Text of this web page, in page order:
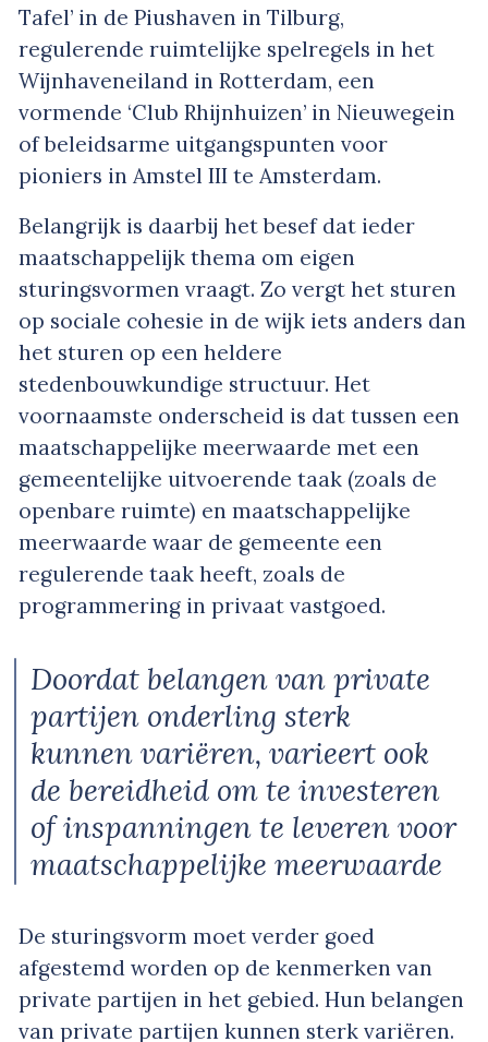
Tafel’ in de Piushaven in Tilburg,
regulerende ruimtelijke spelregels in het
Wijnhaveneiland in Rotterdam, een
vormende ‘Club Rhijnhuizen’ in Nieuwegein
of beleidsarme uitgangspunten voor
pioniers in Amstel III te Amsterdam.
Belangrijk is daarbij het besef dat ieder
maatschappelijk thema om eigen
sturingsvormen vraagt. Zo vergt het sturen
op sociale cohesie in de wijk iets anders dan
het sturen op een heldere
stedenbouwkundige structuur. Het
voornaamste onderscheid is dat tussen een
maatschappelijke meerwaarde met een
gemeentelijke uitvoerende taak (zoals de
openbare ruimte) en maatschappelijke
meerwaarde waar de gemeente een
regulerende taak heeft, zoals de
programmering in privaat vastgoed.
Doordat belangen van private
partijen onderling sterk
kunnen variëren, varieert ook
de bereidheid om te investeren
of inspanningen te leveren voor
maatschappelijke meerwaarde
De sturingsvorm moet verder goed
afgestemd worden op de kenmerken van
private partijen in het gebied. Hun belangen
van private partijen kunnen sterk variëren.